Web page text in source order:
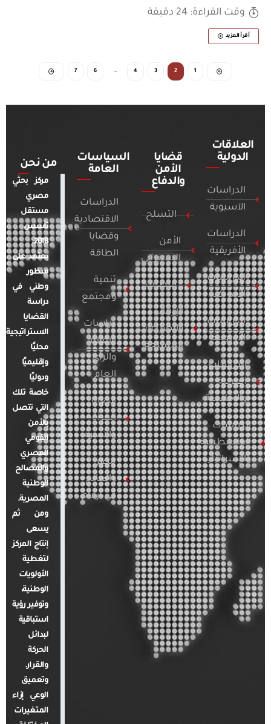
وقت القراءة: 24 دقيقة
أقرأ المزيد
العلاقات
الدولية
الدراسات
الآسيوية
الدراسات
الأفريقية
الدراسات
الأمريكية
الدراسات
الأوروبية
الدراسات
العربية
والإقليمية
الدراسات
الفلسطينية
والإسرائيلية
قضايا
الأمن
والدفاع
التسلح
الأمن
السيبراني
التطرف
الإرهاب
والصراعات
المسلحة
السياسات
العامة
الدراسات
الاقتصادية
وقضايا
الطاقة
تنمية
ومجتمع
دراسات
الإعلام
والرأي
العام
قضايا
المرأة
والأسرة
مصر
والعالم
في أرقام
من نحن
مركز بحثي
مصري
مستقل
تأسس
2018.
يعتمد على
منظور
وطني في
دراسة
القضايا
الاستراتيجية
محليًا
وإقليميًا
ودوليًا
خاصة تلك
التي تتصل
بالأمن
القومي
المصري
والمصالح
الوطنية
المصرية.
ومن ثم
يسعى
إنتاج المركز
لتغطية
الأولويات
الوطنية،
وتوفير رؤية
استباقية
لبدائل
الحركة
والقرار.
وتعميق
الوعي إزاء
المتغيرات